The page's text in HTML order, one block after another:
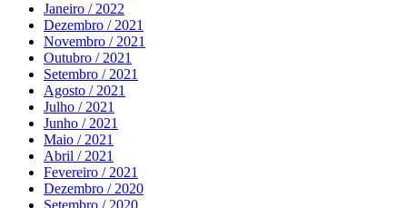
Janeiro / 2022
Dezembro / 2021
Novembro / 2021
Outubro / 2021
Setembro / 2021
Agosto / 2021
Julho / 2021
Junho / 2021
Maio / 2021
Abril / 2021
Fevereiro / 2021
Dezembro / 2020